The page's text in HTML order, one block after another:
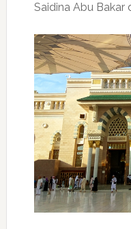
Saidina Abu Bakar